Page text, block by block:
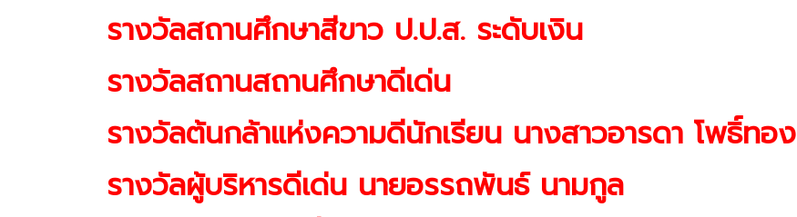
รางวัลสถานศึกษาสีขาว ป.ป.ส. ระดับเงิน
รางวัลสถานสถานศึกษาดีเด่น
รางวัลต้นกล้าแห่งความดีนักเรียน นางสาวอารดา โพธิ์ทอง
รางวัลผู้บริหารดีเด่น นายอรรถพันธ์ นามกูล